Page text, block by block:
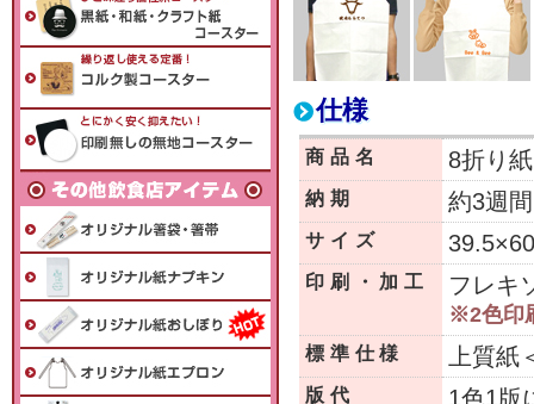
仕様
商品名 8折り
納期 約3週間
サイズ
印刷・加工 フレキ
※2色印
標準仕様 上質
版代 1色1版